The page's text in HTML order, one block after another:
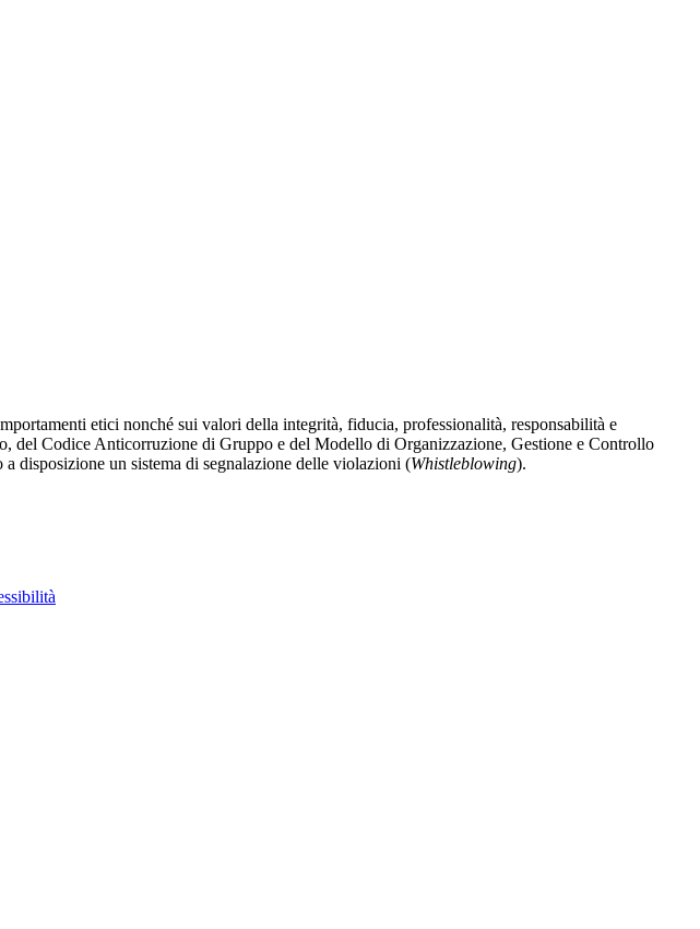
etici nonché sui valori della integrità, fiducia, professionalità, responsabilità e
del Codice Anticorruzione di Gruppo e del Modello di Organizzazione, Gestione e Controllo
disposizione un sistema di segnalazione delle violazioni (Whistleblowing).